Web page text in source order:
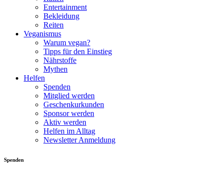
Entertainment
Bekleidung
Reiten
Veganismus
Warum vegan?
Tipps für den Einstieg
Nährstoffe
Mythen
Helfen
Spenden
Mitglied werden
Geschenkurkunden
Sponsor werden
Aktiv werden
Helfen im Alltag
Newsletter Anmeldung
Spenden